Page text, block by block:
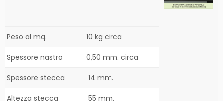
Peso al mq. 10 kg circa
Spessore nastro 0,50 mm. circa
Spessore stecca 14 mm.
Altezza stecca 55 mm.